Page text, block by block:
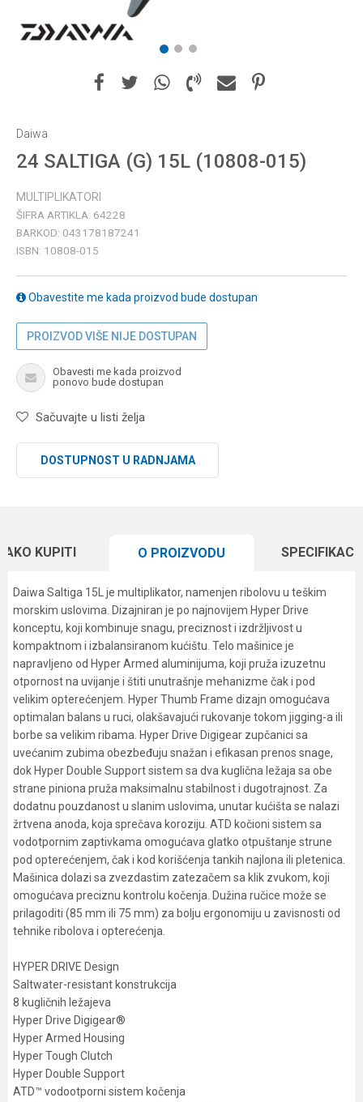
1 2 3
Daiwa
24 SALTIGA (G) 15L (10808-015)
MULTIPLIKATORI
ŠIFRA ARTIKLA: 64228
BARKOD: 043178187241
ISBN: 10808-015
Obavestite me kada proizvod bude dostupan
PROIZVOD VIŠE NIJE DOSTUPAN
Obavesti me kada proizvod
ponovo bude dostupan
Sačuvajte u listi želja
DOSTUPNOST U RADNJAMA
KUPITI O PROIZVODU
Daiwa Saltiga 15L je multiplikator, namenjen ribolovu u teškim
morskim uslovima. Dizajniran je po najnovijem Hyper Drive
konceptu, koji kombinuje snagu, preciznost i izdržljivost u
kompaktnom i izbalansiranom kućištu. Telo mašinice je
napravljeno od Hyper Armed aluminijuma, koji pruža izuzetnu
otpornost na uvijanje i štiti unutrašnje mehanizme čak i pod
velikim opterećenjem. Hyper Thumb Frame dizajn omogućava
optimalan balans u ruci, olakšavajući rukovanje tokom jigging-a ili
borbe sa velikim ribama. Hyper Drive Digigear zupčanici sa
uvećanim zubima obezbeđuju snažan i efikasan prenos snage,
dok Hyper Double Support sistem sa dva kuglična ležaja sa obe
strane piniona pruža maksimalnu stabilnost i dugotrajnost. Za
dodatnu pouzdanost u slanim uslovima, unutar kućišta se nalazi
žrtvena anoda, koja sprečava koroziju. ATD kočioni sistem sa
vodotpornim zaptivkama omogućava glatko otpuštanje strune
pod opterećenjem, čak i kod korišćenja tankih najlona ili pletenica.
Mašinica dolazi sa zvezdastim zatezačem sa klik zvukom, koji
omogućava preciznu kontrolu kočenja. Dužina ručice može se
prilagoditi (85 mm ili 75 mm) za bolju ergonomiju u zavisnosti od
tehnike ribolova i opterećenja.
HYPER DRIVE Design
Saltwater-resistant konstrukcija
8 kugličnih ležajeva
Hyper Drive Digigear®
Hyper Armed Housing
Hyper Tough Clutch
Hyper Double Support
ATD™ vodootporni sistem kočenja